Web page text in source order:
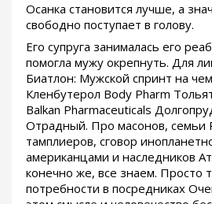
Осанка становится лучше, а
свободно поступает в голову.
Его супруга занималась его
помогла мужу окрепнуть. Для
Биатлон: Мужской спринт на
Кленбутерол Body Pharm
Balkan Pharmaceuticals
Отрадный. Про масонов, семьи
тамплиеров, сговор
американцами и наследников
конечно же, все знаем. Просто
потребности в посредниках